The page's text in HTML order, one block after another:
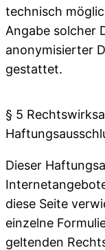
technisch
Angabe solcher
anonymisierter
gestattet.
§ 5
Dieser
diese Seite
einzelne
geltenden